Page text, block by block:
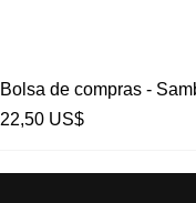
Bolsa de compras -
Preço
22,50 US$